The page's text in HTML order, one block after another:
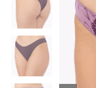
Εσώρουχα
Είδη Παρέλασης